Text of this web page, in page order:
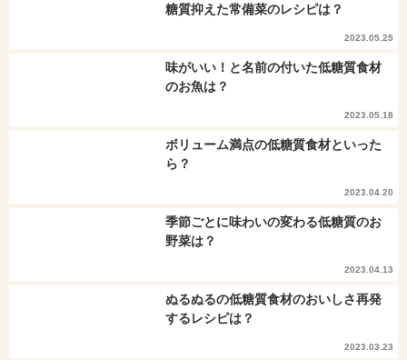
糖質抑えた常備菜のレシピは？
2023.05.25
味がいい！と名前の付いた低糖質食材
のお魚は？
2023.05.18
ボリューム満点の低糖質食材といった
ら？
2023.04.20
季節ごとに味わいの変わる低糖質のお
野菜は？
2023.04.13
ぬるぬるの低糖質食材のおいしさ再発
するレシピは？
2023.03.23